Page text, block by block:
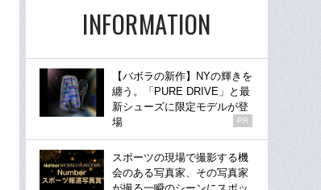
INFORMATION
【バボラの新作】NYの輝きを
纏う。「PURE DRIVE」と最
新シューズに限定モデルが登
場
PR
スポーツの現場で撮影する機
会のある写真家、その写真家